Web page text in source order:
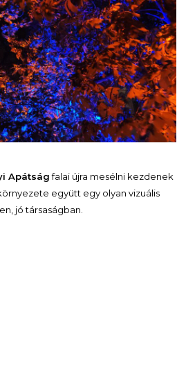
Apátságfalai újra mesélni kezdenek
együtt egy olyan vizuális
jó társaságban.